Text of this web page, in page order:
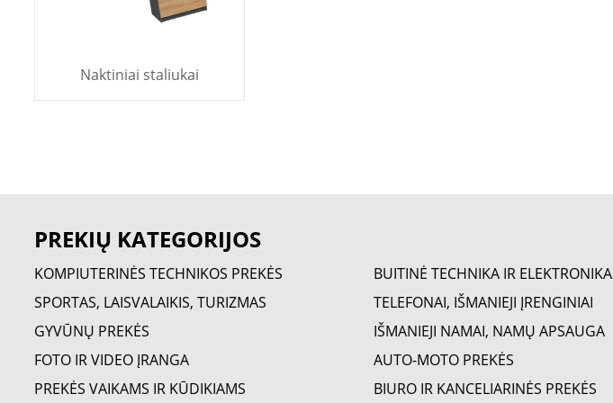
Naktiniai staliukai
PREKIŲ KATEGORIJOS
KOMPIUTERINĖS TECHNIKOS PREKĖS
BUITINĖ TECHNIKA IR ELEKTRONIKA
SPORTAS, LAISVALAIKIS, TURIZMAS
TELEFONAI, IŠMANIEJI ĮRENGINIAI
GYVŪNŲ PREKĖS
IŠMANIEJI NAMAI, NAMŲ APSAUGA
FOTO IR VIDEO ĮRANGA
AUTO-MOTO PREKĖS
PREKĖS VAIKAMS IR KŪDIKIAMS
BIURO IR KANCELIARINĖS PREKĖS